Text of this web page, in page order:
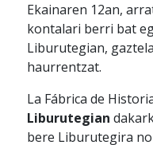
Ekainaren 12an,
kontalari berri bat
Liburutegian,
haurrentzat.
La Fábrica de
Liburutegian
bere Liburutegira